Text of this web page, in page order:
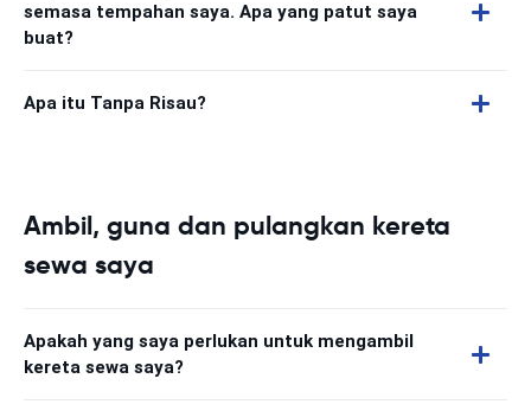
semasa tempahan saya. Apa yang patut saya
buat?
Apa itu Tanpa Risau?
Ambil, guna dan pulangkan kereta
sewa saya
Apakah yang saya perlukan untuk mengambil
kereta sewa saya?